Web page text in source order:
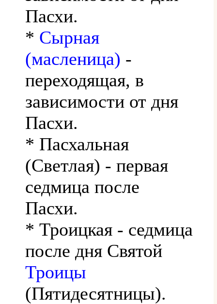
Пасхи.
* Сырная
(масленица) -
переходящая, в
зависимости от дня
Пасхи.
* Пасхальная
(Светлая) - первая
седмица после
Пасхи.
* Троицкая - седмица
после дня Святой
Троицы
(Пятидесятницы).